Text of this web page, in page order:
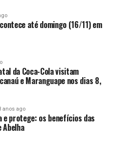
até domingo (16/11) em
da Coca-Cola visitam
e Maranguape nos dias 8,
anos ago
e protege: os benefícios das
Abelha